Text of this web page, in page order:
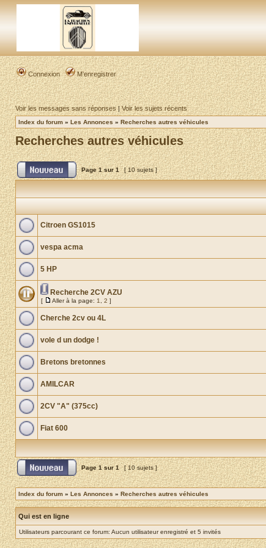
Connexion M’enregistrer
Voir les messages sans réponses|Voir les sujets récents
Index du forum » Les Annonces » Recherches autres véhicules
Recherches autres véhicules
Page1sur1 [ 10 sujets ]
Citroen GS1015
vespa acma
5 HP
Recherche 2CV AZU
[ Aller à la page: 1 2 ]
Cherche 2cv ou 4L
vole d un dodge !
Bretons bretonnes
AMILCAR
2CV "A" (375cc)
Fiat 600
Page1sur1 [ 10 sujets ]
Index du forum » Les Annonces » Recherches autres véhicules
Qui est en ligne
Utilisateurs parcourant ce forum: Aucun utilisateur enregistré et 5 invités